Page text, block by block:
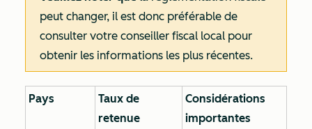
peut changer, il est donc préférable de
consulter votre conseiller fiscal local pour
obtenir les informations les plus récentes.
Pays
Taux de
retenue
Considérations
importantes